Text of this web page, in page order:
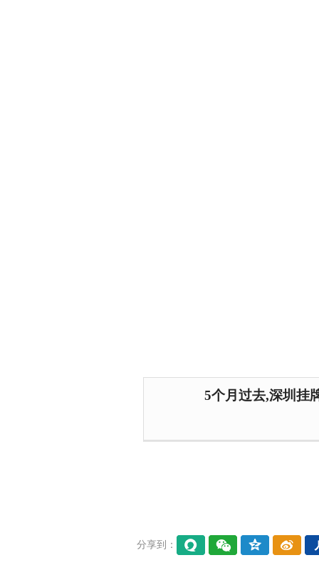
5个月过去,深圳挂
分享到：